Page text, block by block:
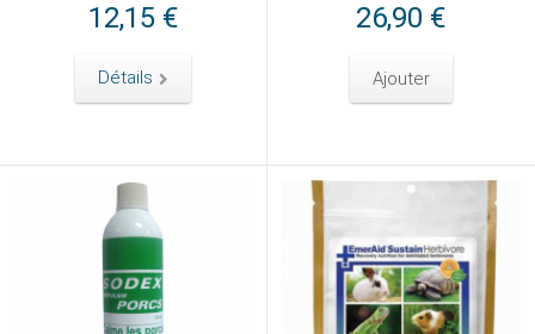
12,15 €
Détails
26,90 €
Ajouter